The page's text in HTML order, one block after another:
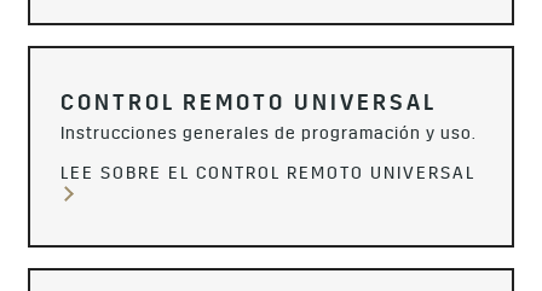
CONTROL REMOTO UNIVERSAL
Instrucciones generales de programación y uso.
LEE SOBRE EL CONTROL REMOTO UNIVERSAL